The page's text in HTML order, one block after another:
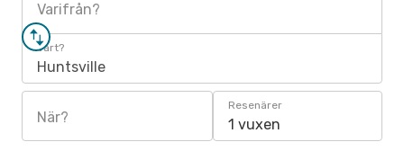
Varifrån?
Vart?
Huntsville
När?
Resenärer
1 vuxen